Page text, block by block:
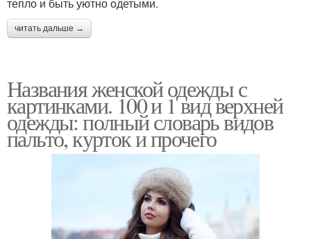
читать дальше →
Названия женской одежды с
картинками. 100 и 1 вид верхней
одежды: полный словарь видов
пальто, курток и прочего